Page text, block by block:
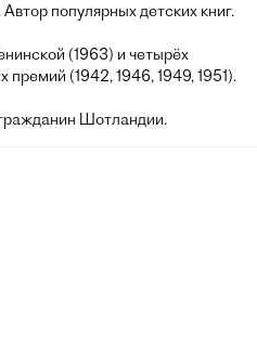
популярных детских книг.
(1963) и четырёх
премий (1942, 1946, 1949, 1951).
Шотландии.